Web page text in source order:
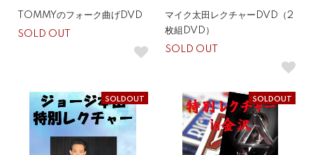
TOMMYのフォーク曲げDVD
SOLD OUT
マイク太田レクチャーDVD（2
枚組DVD）
SOLD OUT
SOLDOUT SOLDOUT